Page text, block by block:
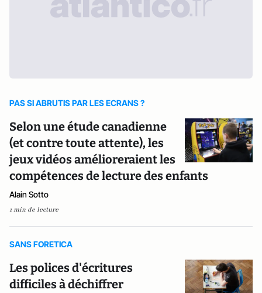
PAS SI ABRUTIS PAR LES ECRANS ?
Selon une étude canadienne
(et contre toute attente), les
jeux vidéos amélioreraient les
compétences de lecture des enfants
Alain Sotto
1 min de lecture
SANS FORETICA
Les polices d'écritures
difficiles à déchiffrer